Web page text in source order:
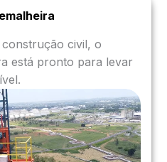
civil, o
está pronto para levar